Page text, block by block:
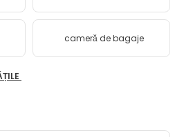
cameră de bagaje